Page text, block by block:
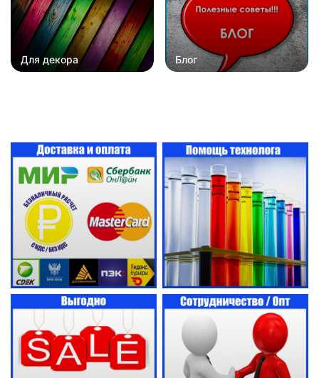
Для декора Блог